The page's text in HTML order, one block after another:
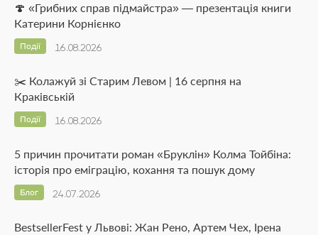
🍄 «Грибних справ підмайстра» — презентація книги
Катерини Корнієнко
16.08.2026
Події
✂️ Колажуй зі Старим Левом | 16 серпня на
Краківській
16.08.2026
Події
5 причин прочитати роман «Бруклін» Колма Тойбіна:
історія про еміграцію, кохання та пошук дому
24.07.2026
Блог
BestsellerFest у Львові: Жан Рено, Артем Чех, Ірена